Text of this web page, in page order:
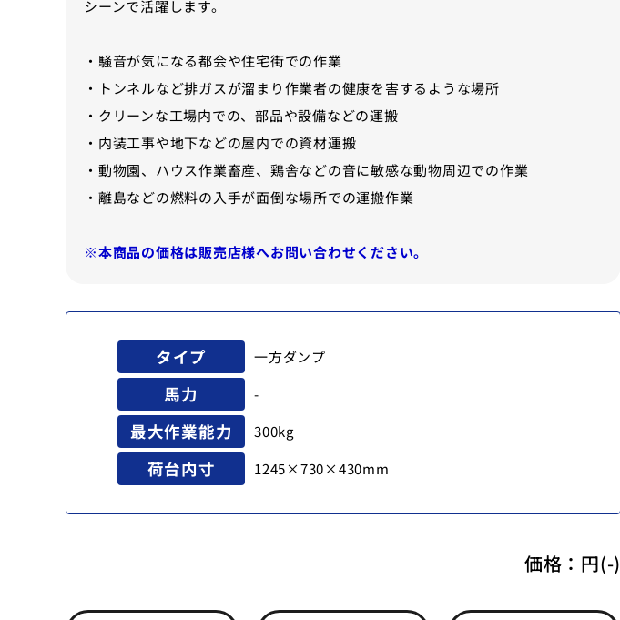
シーンで活躍します。
・騒音が気になる都会や住宅街での作業
・トンネルなど排ガスが溜まり作業者の健康を害するような場所
・クリーンな工場内での、部品や設備などの運搬
・内装工事や地下などの屋内での資材運搬
・動物園、ハウス作業畜産、鶏舎などの音に敏感な動物周辺での作業
・離島などの燃料の入手が面倒な場所での運搬作業
※本商品の価格は販売店様へお問い合わせください。
タイプ 一方ダンプ
馬力 -
最大作業能力 300kg
荷台内寸 1245×730×430mm
価格： 円(-)